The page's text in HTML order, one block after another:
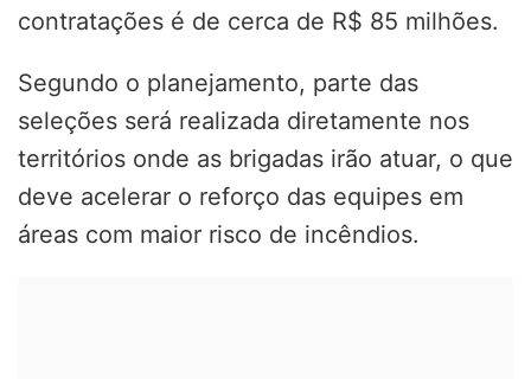
contratações é de cerca de R$ 85 milhões.
Segundo o planejamento, parte das
seleções será realizada diretamente nos
territórios onde as brigadas irão atuar, o que
deve acelerar o reforço das equipes em
áreas com maior risco de incêndios.